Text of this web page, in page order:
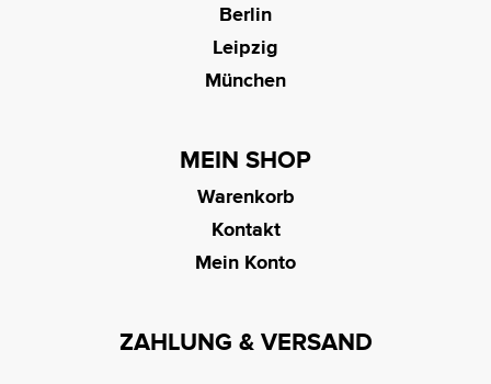
Berlin
Leipzig
München
MEIN SHOP
Warenkorb
Kontakt
Mein Konto
ZAHLUNG & VERSAND